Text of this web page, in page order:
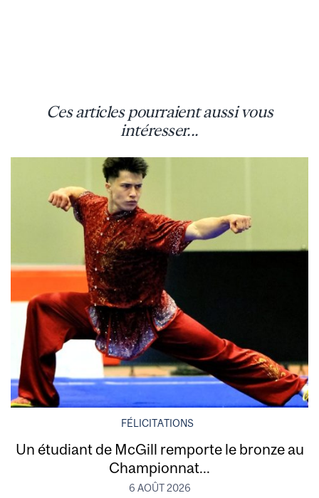
Ces articles pourraient aussi vous
intéresser...
FÉLICITATIONS
Un étudiant de McGill remporte le bronze au
Championnat...
6 AOÛT 2026